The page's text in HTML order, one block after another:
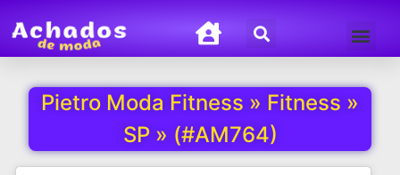
Pietro Moda Fitness » Fitness »
SP » (#AM764)